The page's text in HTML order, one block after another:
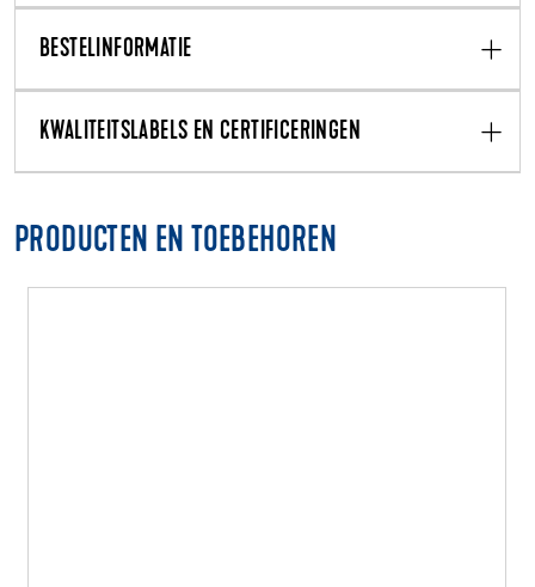
BESTELINFORMATIE
KWALITEITSLABELS EN CERTIFICERINGEN
PRODUCTEN EN TOEBEHOREN